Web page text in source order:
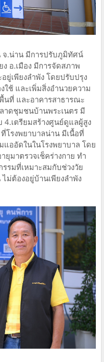
จ.น่าน มีการปรับภูมิทัศน์
อ.เมือง มีการจัดสภาพ
ยู่เพียงลำพัง โดยปรับปรุง
ช้ และเพิ่มสิ่งอำนวยความ
นที่ และอาคารสาธารณะ
าดชุมชนบ้านพระเนตร มี
4.เตรียมสร้างศูนย์ดูแลผู้สูง
ที่โรงพยาบาลน่าน มีเนื้อที่
แออัดในในโรงพยาบาล โดย
ยุมาตรวจเช็คร่างกาย ทำ
รมที่เหมาะสมกับช่วงวัย
ม่ต้องอยู่บ้านเพียงลำพัง